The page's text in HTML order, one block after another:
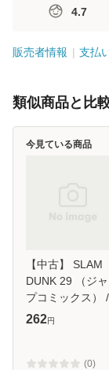
4.7
販売者情報 支払
類似商品と比
【中古】 SLAM
DUNK 29 （ジ
プコミックス） /
井上 雄彦 / 集英社
262円
(0)
今見ている商品